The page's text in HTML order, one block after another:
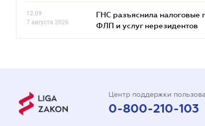
12.09
7 августа 2026
ГНС разъяснила налоговые
ФЛП и услуг нерезидентов
Центр поддержки
0-800-210-103